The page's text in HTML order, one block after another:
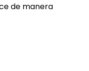
de manera